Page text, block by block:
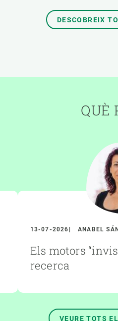
DESCOBREIX
QUÈ
13-07-2026 ANABEL
Els motors
recerca
VEURE TOTS